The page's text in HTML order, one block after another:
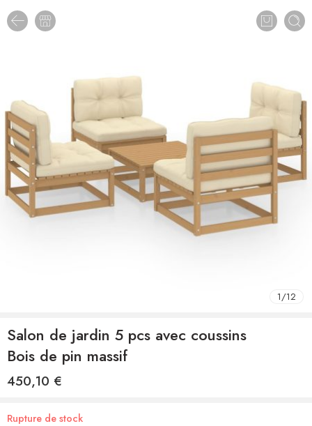
1/12
Salon de jardin 5 pcs avec coussins
Bois de pin massif
450,10 €
Rupture de stock